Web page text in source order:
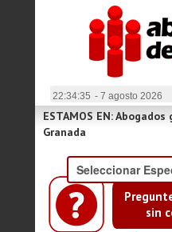
22:34:36 - 7 agosto 2026
sin
ESTAMOS EN:
Granada